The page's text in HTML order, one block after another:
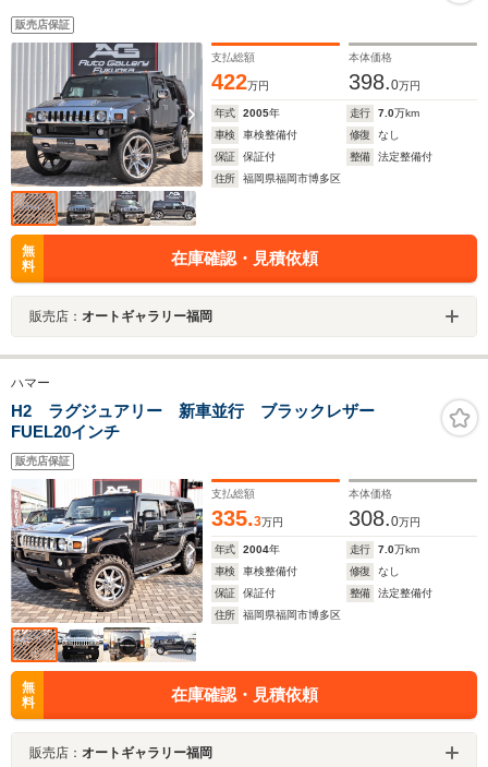
販売店保証
支払総額
422万円
本体価格
398.0万円
年式 2005年 走行 7.0万km
車検
車検整備付 修復
なし
保証
保証付 整備
法定整備付
住所
福岡県福岡市博多区
無
料
在庫確認・見積依頼
販売店： オートギャラリー福岡
ハマー
H2 ラグジュアリー 新車並行 ブラックレザー
FUEL20インチ
販売店保証
支払総額
335.3万円
本体価格
308.0万円
年式 2004年 走行 7.0万km
車検
車検整備付 修復
なし
保証
保証付 整備
法定整備付
住所
福岡県福岡市博多区
無
料
在庫確認・見積依頼
販売店： オートギャラリー福岡